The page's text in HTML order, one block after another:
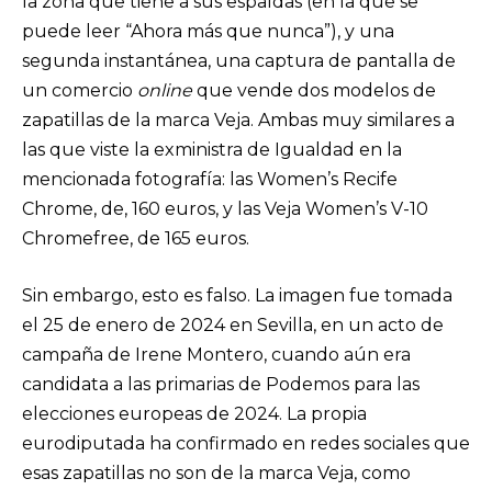
puede leer “Ahora más que nunca”), y una
segunda instantánea, una captura de pantalla de
un comercio onlineque vende dos modelos de
zapatillas de la marca Veja. Ambas muy similares a
las que viste la exministra de Igualdad en la
mencionada fotografía: las Women’s Recife
Chrome, de, 160 euros, y las Veja Women’s V-10
Chromefree, de 165 euros.
Sin embargo, esto es falso. La imagen fue tomada
el 25 de enero de 2024 en Sevilla, en un acto de
campaña de Irene Montero, cuando aún era
candidata a las primarias de Podemos para las
elecciones europeas de 2024. La propia
eurodiputada ha confirmado en redes sociales que
esas zapatillas no son de la marca Veja, como